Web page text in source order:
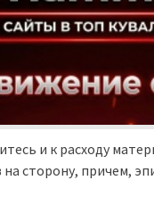
и к расходу
на сторону, причем,